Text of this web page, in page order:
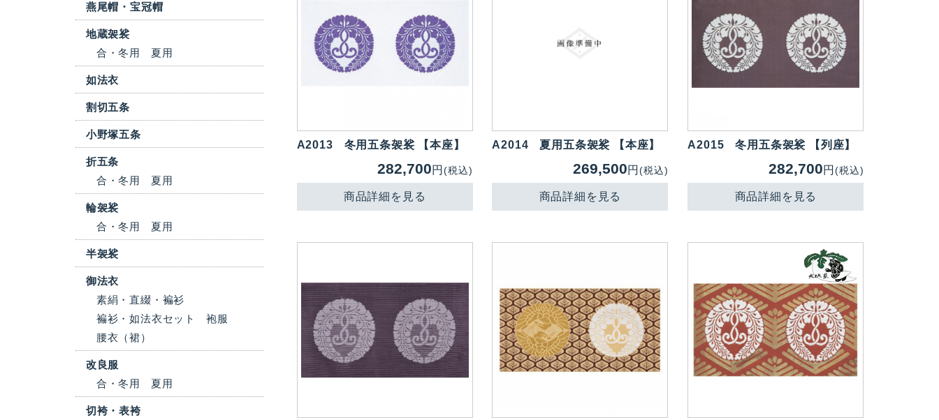
A2013 冬用五条袈裟 【本座】
282,700円(税込)
商品詳細を見る
A2014 夏用五条袈裟 【本座】
269,500円(税込)
商品詳細を見る
A2015 冬用五条袈裟 【列座】
282,700円(税込)
商品詳細を見る
燕尾帽・宝冠帽
地蔵袈裟
合・冬用
夏用
如法衣
割切五条
小野塚五条
折五条
合・冬用
夏用
輪袈裟
合・冬用
夏用
半袈裟
御法衣
素絹・直綴・褊衫
褊衫・如法衣セット
袍服
腰衣（裙）
改良服
合・冬用
夏用
切袴・表袴